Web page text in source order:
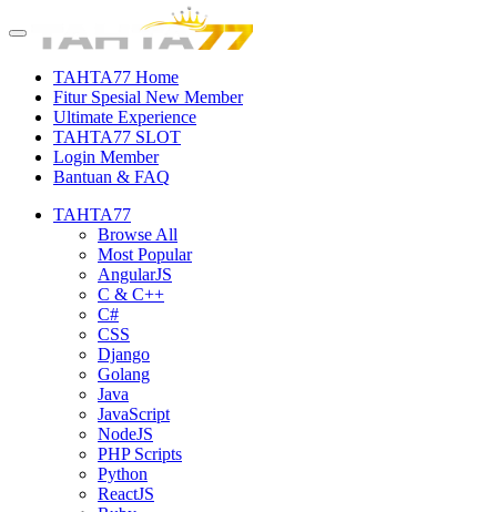
TAHTA77 Home
Fitur Spesial New Member
Ultimate Experience
TAHTA77 SLOT
Login Member
Bantuan & FAQ
TAHTA77
Browse All
Most Popular
AngularJS
C & C++
C#
CSS
Django
Golang
Java
JavaScript
NodeJS
PHP Scripts
Python
ReactJS